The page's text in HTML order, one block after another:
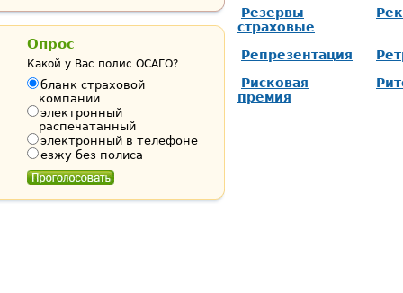
Резервы
страховые
Репрезентация
Рисковая
премия
Опрос
Какой у Вас полис ОСАГО?
бланк страховой
компании
электронный
распечатанный
электронный в телефоне
езжу без полиса